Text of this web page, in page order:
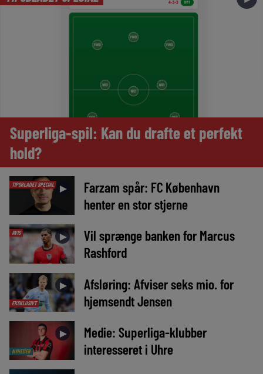
Superliga-spil: Kan du drafte et perfekt
hold?
TIPSBLADET SPECIAL ►
Farzam spår: FC København
henter en stor stjerne
AVIS ►
Vil sprænge banken for Marcus
Rashford
EKSKLUSIVT
►
Afsløring: Afviser seks mio. for
hjemsendt Jensen
NYHEDER
►
Medie: Superliga-klubber
interesseret i Uhre